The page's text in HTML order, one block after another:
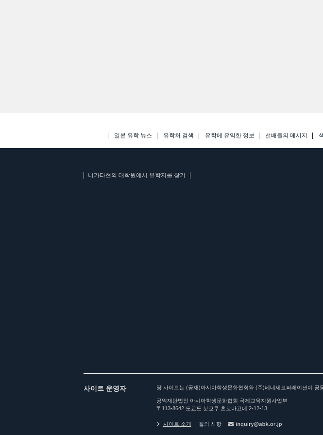
일본 유학 뉴스 유학처 검색 유학에 유익한 정보 선배들의 메시지
니가타현의 대학원에서 유학지를 찾기
사이트 운영자 당 사이트는 (공재)아시아학생문화협회와 (주)베네세코퍼레이션이 공
공익재단법인 아시아학생문화협회 국제교육지원사업부
〒113-8642 도쿄도 분쿄쿠 혼코마고메 2-12-13
사이트 소개 질의 사항